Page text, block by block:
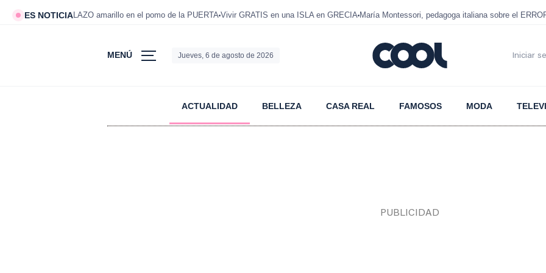
ES NOTICIALAZO amarillo en el pomo de la PUERTA Vivir GRATIS en una ISLA en GRECIA María Montessori, pedagoga italiana sobre el
MENÚ Jueves, 6 de agosto de 2026 Iniciar
ACTUALIDAD BELLEZA CASA REAL FAMOSOS MODA